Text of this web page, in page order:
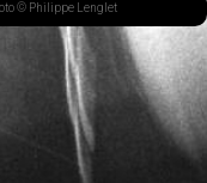
© Philippe Lenglet